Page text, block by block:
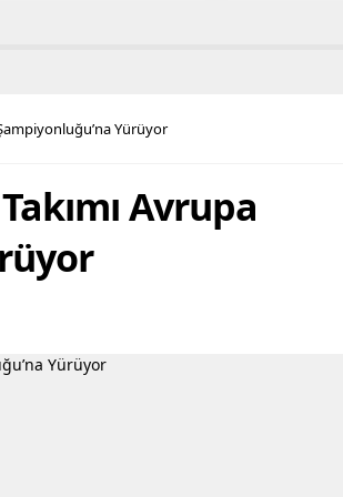
açıklama yaptı. BTK
teknik...
Yürüyor
Avrupa